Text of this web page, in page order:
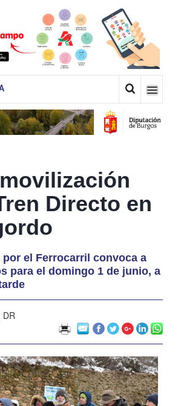
Directo en
por el Ferrocarril convoca a
para el domingo 1 de junio, a
DR